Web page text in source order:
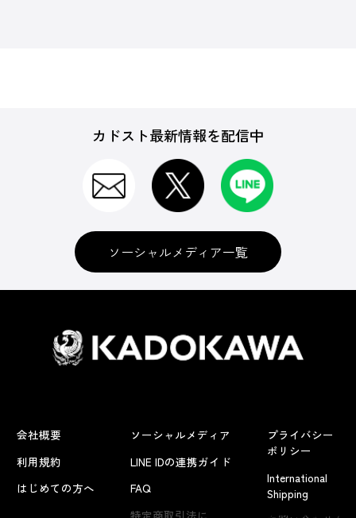
よくあるお問い合わせ
カドスト最新情報を配信中
ソーシャルメディア一覧
会社概要
利用規約
はじめての方へ
ソーシャルメディア
LINE IDの連携ガイド
FAQ
特定商取引法に
プライバシー
ポリシー
International
Shipping